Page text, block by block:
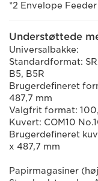
*2 Envelope
Understøttede
Universalbakke:
Standardformat:
B5, B5R
Brugerdefineret
487,7 mm
Valgfrit format:
Kuvert: COM10
Brugerdefineret
x 487,7 mm
Papirmagasiner